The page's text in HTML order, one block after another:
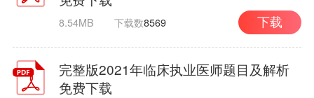
8.54MB 下载数8569 下载
完整版2021年临床执业医师题目及解析
免费下载